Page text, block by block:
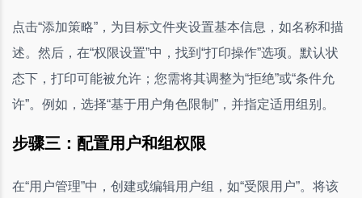
点击“添加策略”，为目标文件夹设置基本信息，如名称和描
述。然后，在“权限设置”中，找到“打印操作”选项。默认状
态下，打印可能被允许；您需将其调整为“拒绝”或“条件允
许”。例如，选择“基于用户角色限制”，并指定适用组别。
步骤三：配置用户和组权限
在“用户管理”中，创建或编辑用户组，如“受限用户”。将该